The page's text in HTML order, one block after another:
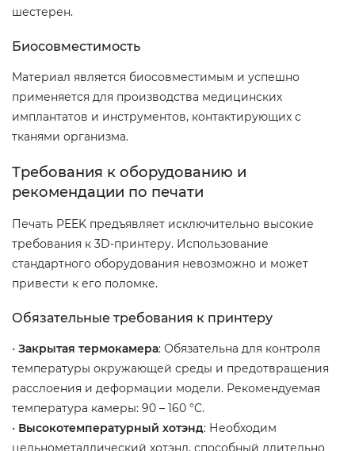
шестерен.
Биосовместимость
Материал является биосовместимым и успешно
применяется для производства медицинских
имплантатов и инструментов, контактирующих с
тканями организма.
Требования к оборудованию и
рекомендации по печати
Печать PEEK предъявляет исключительно высокие
требования к 3D-принтеру. Использование
стандартного оборудования невозможно и может
привести к его поломке.
Обязательные требования к принтеру
• Закрытая термокамера: Обязательна для контроля
температуры окружающей среды и предотвращения
расслоения и деформации модели. Рекомендуемая
температура камеры: 90 – 160 °C.
• Высокотемпературный хотэнд: Необходим
цельнометаллический хотэнд, способный длительно